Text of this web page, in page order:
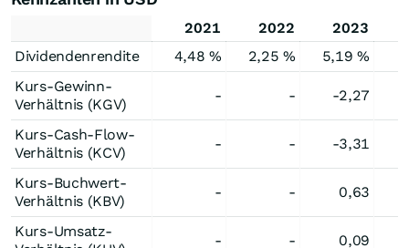
2021 2022
2023
Dividendenrendite
4,48 % 2,25 %
5,19 %
Kurs-Gewinn-
Verhältnis (KGV)
- - -2,27
Kurs-Cash-Flow-
Verhältnis (KCV)
- - -3,31
Kurs-Buchwert-
Verhältnis (KBV)
- - 0,63
Kurs-Umsatz-
- - 0,09